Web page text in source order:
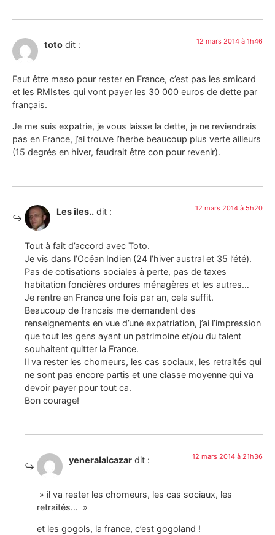
toto dit : 12 mars 2014 à 1h46
Faut être maso pour rester en France, c’est pas les smicard
et les RMIstes qui vont payer les 30 000 euros de dette par
français.
Je me suis expatrie, je vous laisse la dette, je ne reviendrais
pas en France, j’ai trouve l’herbe beaucoup plus verte ailleurs
(15 degrés en hiver, faudrait être con pour revenir).
Les iles.. dit : 12 mars 2014 à 5h20
Tout à fait d’accord avec Toto.
Je vis dans l’Océan Indien (24 l’hiver austral et 35 l’été).
Pas de cotisations sociales à perte, pas de taxes
habitation foncières ordures ménagères et les autres…
Je rentre en France une fois par an, cela suffit.
Beaucoup de francais me demandent des
renseignements en vue d’une expatriation, j’ai l’impression
que tout les gens ayant un patrimoine et/ou du talent
souhaitent quitter la France.
Il va rester les chomeurs, les cas sociaux, les retraités qui
ne sont pas encore partis et une classe moyenne qui va
devoir payer pour tout ca.
Bon courage!
yeneralalcazar dit : 12 mars 2014 à 21h36
» il va rester les chomeurs, les cas sociaux, les
retraités… »
et les gogols, la france, c’est gogoland !